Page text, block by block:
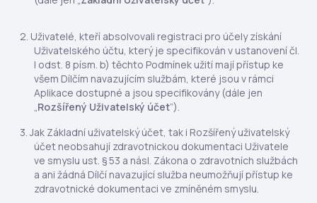
Uživatelé, kteří absolvovali registraci pro účely získání
Uživatelského účtu, který je specifikován v ustanovení čl.
I odst. 8 písm. b) těchto Podmínek užití mají přístup ke
všem Dílčím navazujícím službám, které jsou v rámci
Aplikace dostupné a jsou specifikovány (dále jen
„Rozšířený Uživatelský účet”).
Jak Základní uživatelský účet, tak i Rozšířený uživatelský
účet neobsahují zdravotnickou dokumentaci Uživatele
ve smyslu ust. § 53 a násl. Zákona o zdravotních službách
a ani žádná Dílčí navazující služba neumožňují přístup ke
zdravotnické dokumentaci ve zmíněném smyslu.